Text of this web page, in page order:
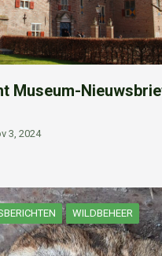
Museum-
3, 2024
WILDBEHEER